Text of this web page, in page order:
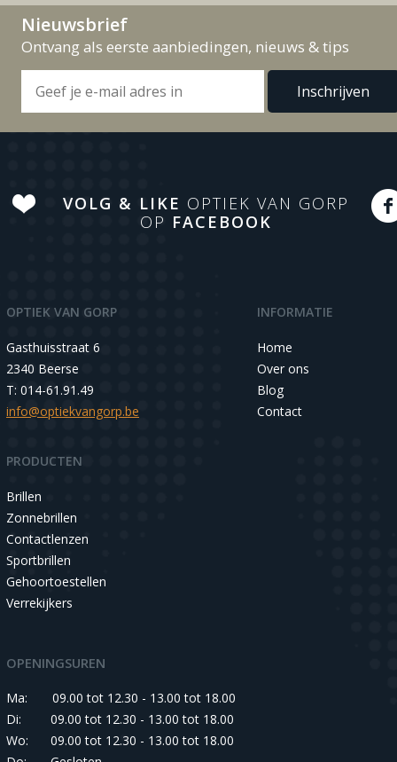
Nieuwsbrief
Ontvang als eerste aanbiedingen, nieuws & tips
VOLG & LIKE OPTIEK VAN GORP
OP FACEBOOK
OPTIEK VAN GORP
Gasthuisstraat 6
2340 Beerse
T: 014-61.91.49
info@optiekvangorp.be
INFORMATIE
Home
Over ons
Blog
Contact
PRODUCTEN
Brillen
Zonnebrillen
Contactlenzen
Sportbrillen
Gehoortoestellen
Verrekijkers
OPENINGSUREN
Ma:
09.00 tot 12.30 - 13.00 tot 18.00
Di:
09.00 tot 12.30 - 13.00 tot 18.00
Wo:
09.00 tot 12.30 - 13.00 tot 18.00